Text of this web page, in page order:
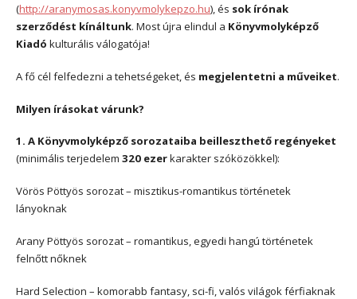
(http://aranymosas.konyvmolykepzo.hu), és sok írónak
szerződést kínáltunk. Most újra elindul a Könyvmolyképző
Kiadó kulturális válogatója!
A fő cél felfedezni a tehetségeket, és megjelentetni a műveiket.
Milyen írásokat várunk?
1. A Könyvmolyképző sorozataiba beilleszthető regényeket
(minimális terjedelem 320 ezerkarakter szóközökkel):
Vörös Pöttyös sorozat – misztikus-romantikus történetek
lányoknak
Arany Pöttyös sorozat – romantikus, egyedi hangú történetek
felnőtt nőknek
Hard Selection – komorabb fantasy, sci-fi, valós világok férfiaknak